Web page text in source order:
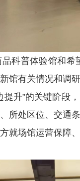
普体验馆和希
馆有关情况和调
升”的关键阶段
所处区位、交通
就场馆运营保障